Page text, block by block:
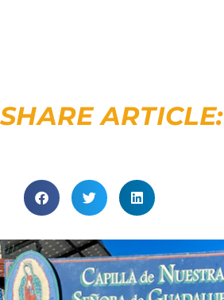
SHARE ARTICLE: